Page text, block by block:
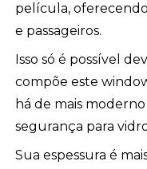
película,
e passageiros.
Isso só é possível
compõe este
há de mais
segurança para
Sua espessura é